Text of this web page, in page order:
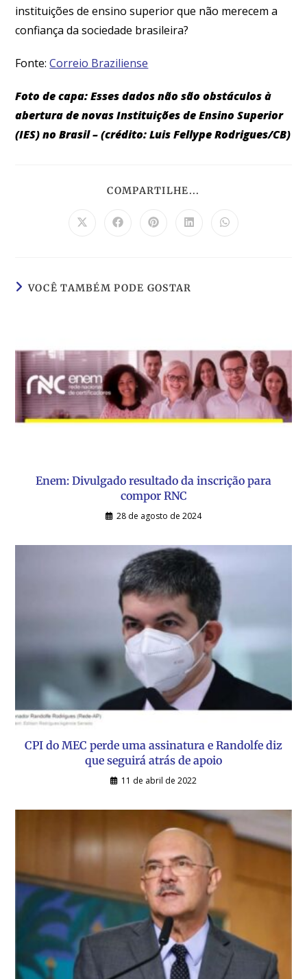
instituições de ensino superior que não merecem a
confiança da sociedade brasileira?
Fonte:Correio Braziliense
Foto de capa: Esses dados não são obstáculos à
abertura de novas Instituições de Ensino Superior
(IES) no Brasil – (crédito: Luis Fellype Rodrigues/CB)
COMPARTILHE...
VOCÊ TAMBÉM PODE GOSTAR
Enem: Divulgado resultado da inscrição para
compor RNC
28 de agosto de 2024
CPI do MEC perde uma assinatura e Randolfe diz
que seguirá atrás de apoio
11 de abril de 2022